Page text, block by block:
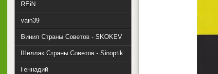
REiN
vain39
Винил Страны Советов - SKOKEV
Шеллак Страны Советов - Sinoptik
Геннадий